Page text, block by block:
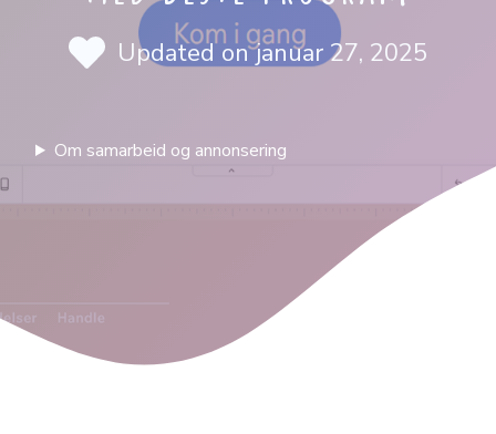
Updated onjanuar 27, 2025
Om samarbeid og annonsering